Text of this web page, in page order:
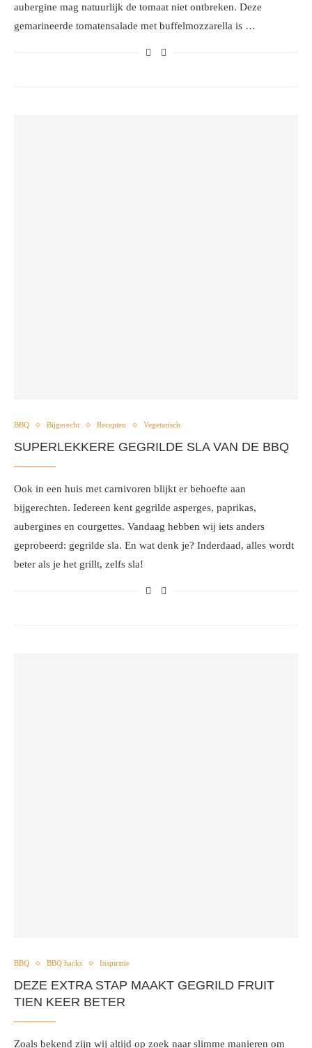
aubergine mag natuurlijk de tomaat niet ontbreken. Deze
gemarineerde tomatensalade met buffelmozzarella is …
BBQ Bijgerecht Recepten Vegetarisch
SUPERLEKKERE GEGRILDE SLA VAN DE BBQ
Ook in een huis met carnivoren blijkt er behoefte aan
bijgerechten. Iedereen kent gegrilde asperges, paprikas,
aubergines en courgettes. Vandaag hebben wij iets anders
geprobeerd: gegrilde sla. En wat denk je? Inderdaad, alles wordt
beter als je het grillt, zelfs sla!
BBQ BBQ hacks Inspiratie
DEZE EXTRA STAP MAAKT GEGRILD FRUIT
TIEN KEER BETER
Zoals bekend zijn wij altijd op zoek naar slimme manieren om